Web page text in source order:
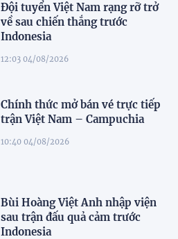
Đội tuyển Việt Nam rạng rỡ trở
về sau chiến thắng trước
Indonesia
12:03 04/08/2026
Chính thức mở bán vé trực tiếp
trận Việt Nam – Campuchia
10:40 04/08/2026
Bùi Hoàng Việt Anh nhập viện
sau trận đấu quả cảm trước
Indonesia